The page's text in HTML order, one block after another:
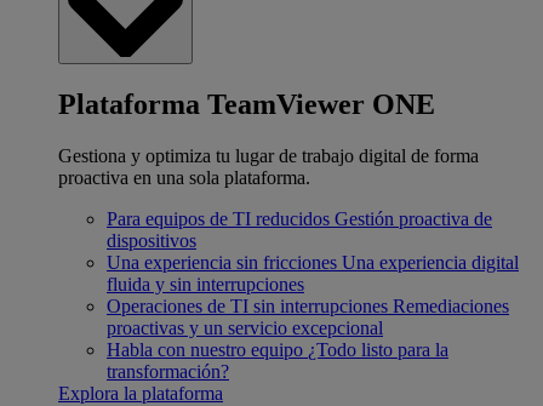
Plataforma TeamViewer ONE
Gestiona y optimiza tu lugar de trabajo digital de forma
proactiva en una sola plataforma.
Para equipos de TI reducidos Gestión proactiva de
dispositivos
Una experiencia sin fricciones Una experiencia digital
fluida y sin interrupciones
Operaciones de TI sin interrupciones Remediaciones
proactivas y un servicio excepcional
Habla con nuestro equipo ¿Todo listo para la
transformación?
Explora la plataforma